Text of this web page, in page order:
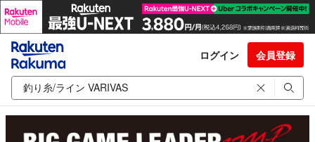
ログイン 会員登録